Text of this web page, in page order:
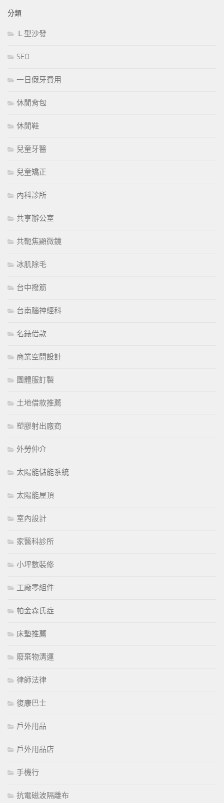
分類
Ｌ型沙發
SEO
一日假牙費用
休閒背包
休閒鞋
兒童牙醫
兒童矯正
內科診所
共享辦公室
共軛焦顯微鏡
冰肌除毛
台中撥筋
台南腦神經科
名錶借款
商業空間設計
團體服訂製
土地借款推薦
塑膠射出廠商
外勞仲介
太陽能儲能系統
太陽能屋頂
室內設計
家醫科診所
小坪數裝修
工廠零組件
帕金森氏症
床墊推薦
廢棄物清運
律師法律
復康巴士
戶外用品
戶外用品店
手機行
抗電磁波隔離布